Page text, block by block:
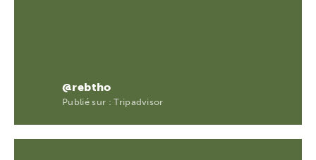
@rebtho
Publié sur : Tripadvisor